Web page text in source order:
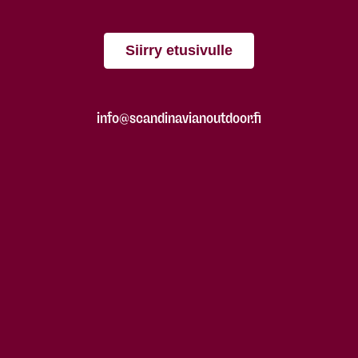
Siirry etusivulle
info@scandinavianoutdoor.fi